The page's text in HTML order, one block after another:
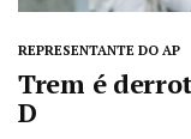
REPRESENTANTE DO AP
Trem é
D